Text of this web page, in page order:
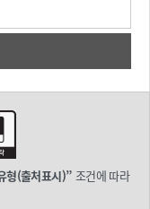
형(출처표시)” 조건에 따라